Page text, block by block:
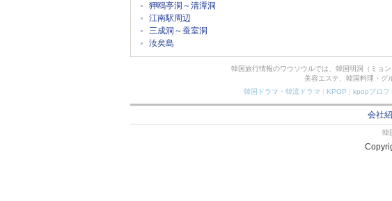
狎鴎亭洞～清潭洞
江南駅周辺
三成洞～蚕室洞
汝矣島
韓国旅行情報のワウソウルでは、韓国明洞（ミョ
美容エステ、韓国料理・グ
韓国ドラマ・韓流ドラマ | KPOP | kpopプロフ
会社
韓